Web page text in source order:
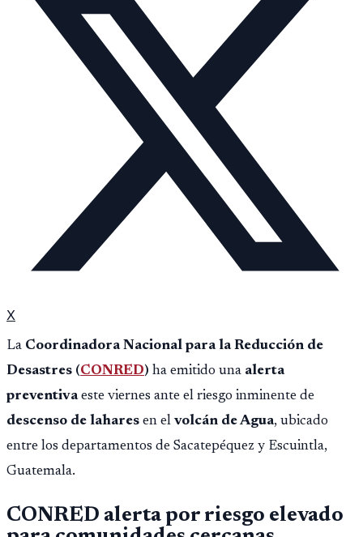
X
La Coordinadora Nacional para la Reducción de
Desastres (CONRED) ha emitido una alerta
preventivaeste viernes ante el riesgo inminente de
descenso de lahares en el volcán de Agua, ubicado
entre los departamentos de Sacatepéquez y Escuintla,
Guatemala.
CONRED alerta por riesgo elevado